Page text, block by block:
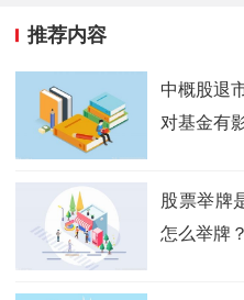
推荐内容
中概股退
对基金有
股票举牌
怎么举牌？